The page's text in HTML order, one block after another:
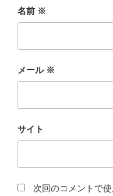
名前 ※
メール ※
サイト
次回のコメントで